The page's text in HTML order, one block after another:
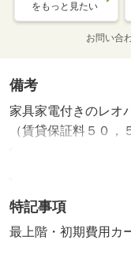
をもっと見たい
お問い合
備考
家具家電付きのレオ
（賃貸保証料５０
５０円／月・来客時
する事ができ、共用
便利です。・バイク
用 16500円/ﾊｳｽｸﾘｰﾆ
特記事項
最上階・初期費用カ